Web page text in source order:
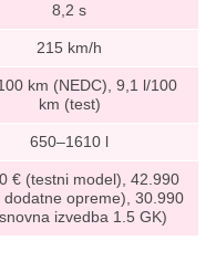
8,2 s
215 km/h
km (NEDC), 9,1 l/100
km (test)
650–1610 l
€ (testni model), 42.990
dodatne opreme), 30.990
izvedba 1.5 GK)